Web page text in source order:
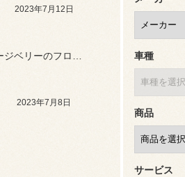
2023年7月12日
2023年7月8日
車種
商品
サービス